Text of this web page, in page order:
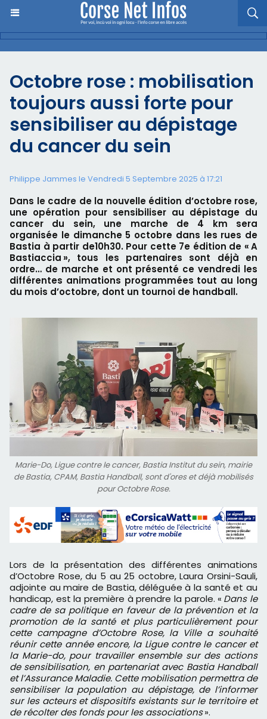
Octobre rose : mobilisation
toujours aussi forte pour
sensibiliser au dépistage
du cancer du sein
Philippe Jammes le Vendredi 5 Septembre 2025 à 17:21
Dans le cadre de la nouvelle édition d’octobre rose,
une opération pour sensibiliser au dépistage du
cancer du sein, une marche de 4 km sera
organisée le dimanche 5 octobre dans les rues de
Bastia à partir de10h30. Pour cette 7e édition de « A
Bastiaccia », tous les partenaires sont déjà en
ordre… de marche et ont présenté ce vendredi les
différentes animations programmées tout au long
du mois d’octobre, dont un tournoi de handball.
Marie-Do, Ligue contre le cancer, Bastia Institut du sein, mairie
de Bastia, CPAM, Bastia Handball, sont d'ores et déjà mobilisés
pour Octobre Rose.
Lors de la présentation des différentes animations
d’Octobre Rose, du 5 au 25 octobre, Laura Orsini-Sauli,
adjointe au maire de Bastia, déléguée à la santé et au
handicap, est la première à prendre la parole. « Dans le
cadre de sa politique en faveur de la prévention et la
promotion de la santé et plus particulièrement pour
cette campagne d’Octobre Rose, la Ville a souhaité
réunir cette année encore, la Ligue contre le cancer et
la Marie-do, pour travailler ensemble sur des actions
de sensibilisation, en partenariat avec Bastia Handball
et l’Assurance Maladie. Cette mobilisation permettra de
sensibiliser la population au dépistage, de l’informer
sur les acteurs et dispositifs existants sur le territoire et
de récolter des fonds pour les associations».